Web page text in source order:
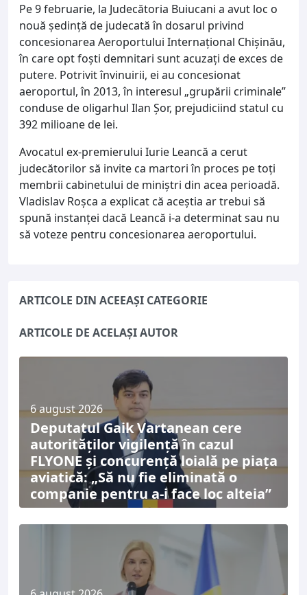
Pe 9 februarie, la Judecătoria Buiucani a avut loc o
nouă ședință de judecată în dosarul privind
concesionarea Aeroportului Internațional Chișinău,
în care opt foști demnitari sunt acuzați de exces de
putere. Potrivit învinuirii, ei au concesionat
aeroportul, în 2013, în interesul „grupării criminale”
conduse de oligarhul Ilan Șor, prejudiciind statul cu
392 milioane de lei.
Avocatul ex-premierului Iurie Leancă a cerut
judecătorilor să invite ca martori în proces pe toți
membrii cabinetului de miniștri din acea perioadă.
Vladislav Roșca a explicat că aceștia ar trebui să
spună instanței dacă Leancă i-a determinat sau nu
să voteze pentru concesionarea aeroportului.
ARTICOLE DIN ACEEAȘI CATEGORIE
ARTICOLE DE ACELAȘI AUTOR
6 august 2026
Deputatul Gaik Vartanean cere
autorităților vigilență în cazul
FLYONE și concurență loială pe piața
aviatică: „Să nu fie eliminată o
companie pentru a-i face loc alteia”